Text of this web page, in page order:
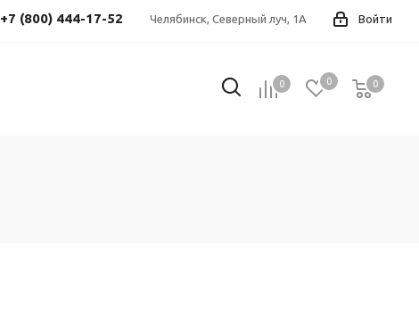
Войти
Челябинск, Северный луч, 1А
+7 (800) 444-17-52
0 0 0
0